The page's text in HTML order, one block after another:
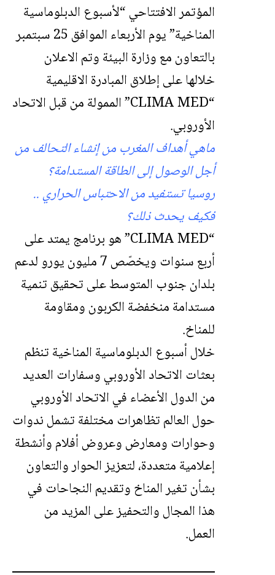
المؤتمر الافتتاحي “لأسبوع الدبلوماسية
المناخية” يوم الأربعاء الموافق 25 سبتمبر
بالتعاون مع وزارة البيئة وتم الاعلان
خلالها على إطلاق المبادرة الاقليمية
“
CLIMAMED” الممولة من قبل الاتحاد
الأوروبي.
ماهي أهداف المغرب من إنشاء التحالف من
أجل الوصول إلى الطاقة المستدامة؟
روسيا تستفيد من الاحتباس الحراري ..
فكيف يحدث ذلك؟
“CLIMA MED” هو برنامج يمتد على
أربع سنوات ويخصّص 7 مليون يورو لدعم
بلدان جنوب المتوسط على تحقيق تنمية
مستدامة منخفضة الكربون ومقاومة
للمناخ.
خلال أسبوع الدبلوماسية المناخية تنظم
بعثات الاتحاد الأوروبي وسفارات العديد
من الدول الأعضاء في الاتحاد الأوروبي
حول العالم تظاهرات مختلفة تشمل ندوات
وحوارات ومعارض وعروض أفلام وأنشطة
إعلامية متعددة، لتعزيز الحوار والتعاون
بشأن تغير المناخ وتقديم النجاحات في
هذا المجال والتحفيز على المزيد من
العمل.